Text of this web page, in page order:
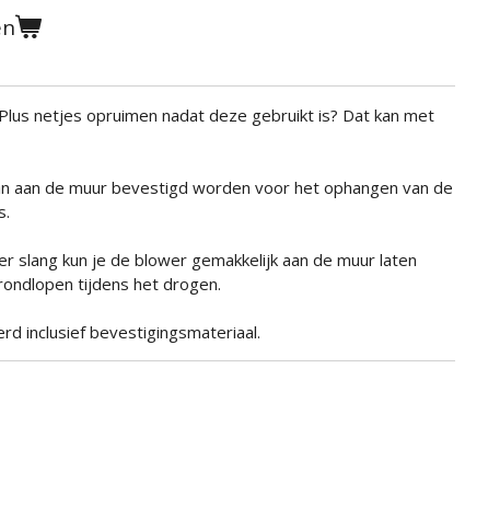
netjes opruimen nadat deze gebruikt is? Dat kan met
aan de muur bevestigd worden voor het ophangen van de
slang kun je de blower gemakkelijk aan de muur laten
tijdens het drogen.
inclusief bevestigingsmateriaal.